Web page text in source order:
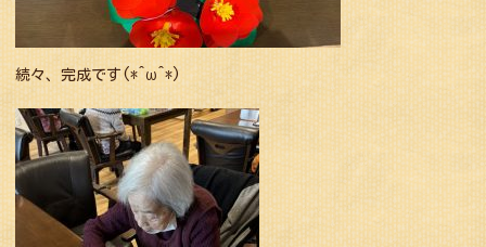
続々、完成です(*^ω^*)